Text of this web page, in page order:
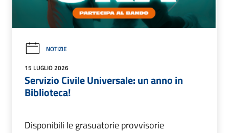
NOTIZIE
15 LUGLIO 2026
Servizio Civile Universale: un anno in
Biblioteca!
Disponibili le grasuatorie provvisorie